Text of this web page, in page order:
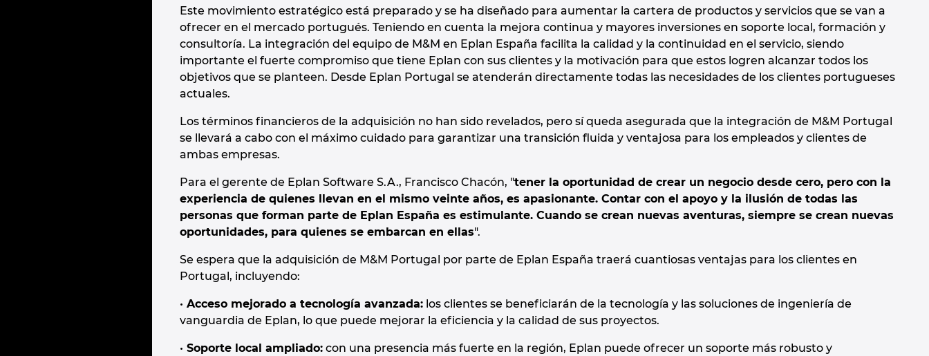
Este movimiento estratégico está preparado y se ha diseñado para aumentar la cartera de productos y servicios que se van a
ofrecer en el mercado portugués. Teniendo en cuenta la mejora continua y mayores inversiones en soporte local, formación y
consultoría. La integración del equipo de M&M en Eplan España facilita la calidad y la continuidad en el servicio, siendo
importante el fuerte compromiso que tiene Eplan con sus clientes y la motivación para que estos logren alcanzar todos los
objetivos que se planteen. Desde Eplan Portugal se atenderán directamente todas las necesidades de los clientes portugueses
actuales.
Los términos financieros de la adquisición no han sido revelados, pero sí queda asegurada que la integración de M&M Portugal
se llevará a cabo con el máximo cuidado para garantizar una transición fluida y ventajosa para los empleados y clientes de
ambas empresas.
Para el gerente de Eplan Software S.A., Francisco Chacón, "tener la oportunidad de crear un negocio desde cero, pero con la
experiencia de quienes llevan en el mismo veinte años, es apasionante. Contar con el apoyo y la ilusión de todas las
personas que forman parte de Eplan España es estimulante. Cuando se crean nuevas aventuras, siempre se crean nuevas
oportunidades, para quienes se embarcan en ellas".
Se espera que la adquisición de M&M Portugal por parte de Eplan España traerá cuantiosas ventajas para los clientes en
Portugal, incluyendo:
• Acceso mejorado a tecnología avanzada: los clientes se beneficiarán de la tecnología y las soluciones de ingeniería de
vanguardia de Eplan, lo que puede mejorar la eficiencia y la calidad de sus proyectos.
• Soporte local ampliado: con una presencia más fuerte en la región, Eplan puede ofrecer un soporte más robusto y